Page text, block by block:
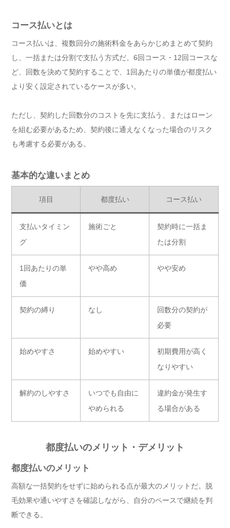
コース払いとは
コース払いは、複数回分の施術料金をあらかじめまとめて契約
し、一括または分割で支払う方式だ。6回コース・12回コースな
ど、回数を決めて契約することで、1回あたりの単価が都度払い
より安く設定されているケースが多い。
ただし、契約した回数分のコストを先に支払う、またはローン
を組む必要があるため、契約後に通えなくなった場合のリスク
も考慮する必要がある。
基本的な違いまとめ
項目 都度払い コース払い
支払いタイミン
グ
施術ごと
契約時に一括ま
たは分割
1回あたりの単
価
やや高め やや安め
契約の縛り なし
回数分の契約が
必要
始めやすさ 始めやすい
初期費用が高く
なりやすい
解約のしやすさ
いつでも自由に
やめられる
違約金が発生す
る場合がある
都度払いのメリット・デメリット
都度払いのメリット
高額な一括契約をせずに始められる点が最大のメリットだ。脱
毛効果や通いやすさを確認しながら、自分のペースで継続を判
断できる。